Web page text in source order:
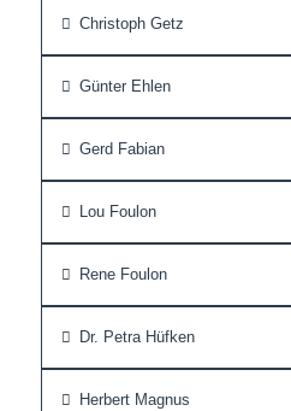
Christoph Getz
Günter Ehlen
Gerd Fabian
Lou Foulon
Rene Foulon
Dr. Petra Hüfken
Herbert Magnus